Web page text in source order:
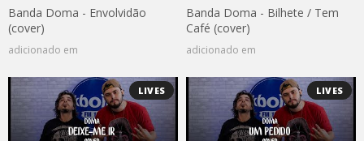
Banda Doma - Envolvidão
(cover)
adicionado em
Banda Doma - Bilhete / Tem
Café (cover)
adicionado em
LIVES LIVES